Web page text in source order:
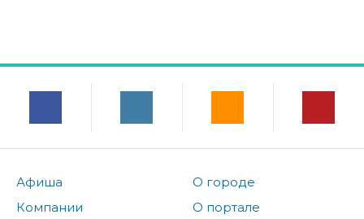
Афиша
Компании
О городе
О портале